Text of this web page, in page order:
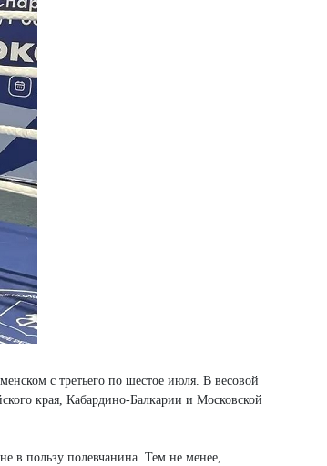
с третьего по шестое июля. В весовой
края, Кабардино-Балкарии и Московской
в пользу полевчанина. Тем не менее,